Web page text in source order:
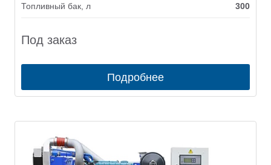
Топливный бак, л 300
Под заказ
Подробнее